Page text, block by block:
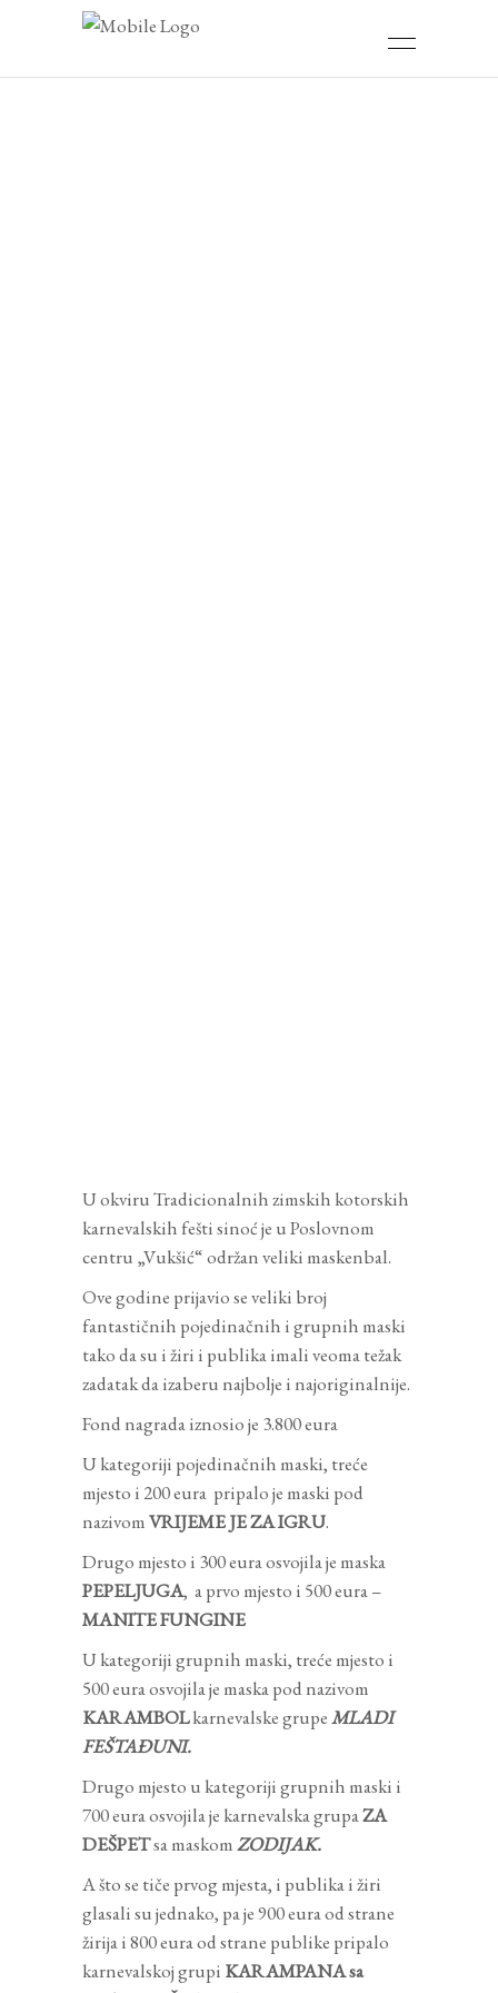
U okviru Tradicionalnih zimskih kotorskih
karnevalskih fešti sinoć je u Poslovnom
centru „Vukšić“ održan veliki maskenbal.
Ove godine prijavio se veliki broj
fantastičnih pojedinačnih i grupnih maski
tako da su i žiri i publika imali veoma težak
zadatak da izaberu najbolje i najoriginalnije.
Fond nagrada iznosio je 3.800 eura
U kategoriji pojedinačnih maski, treće
mjesto i 200 eura pripalo je maski pod
nazivomVRIJEME JE ZA IGRU.
Drugo mjesto i 300 eura osvojila je maska
PEPELJUGA, a prvo mjesto i 500 eura –
MANITE FUNGINE
U kategoriji grupnih maski, treće mjesto i
500 eura osvojila je maska pod nazivom
KARAMBOLkarnevalske grupeMLADI
FEŠTAĐUNI.
Drugo mjesto u kategoriji grupnih maski i
700 eura osvojila je karnevalska grupaZA
DEŠPETsa maskomZODIJAK.
A što se tiče prvog mjesta, i publika i žiri
glasali su jednako, pa je 900 eura od strane
žirija i 800 eura od strane publike pripalo
karnevalskoj grupi KARAMPANA sa